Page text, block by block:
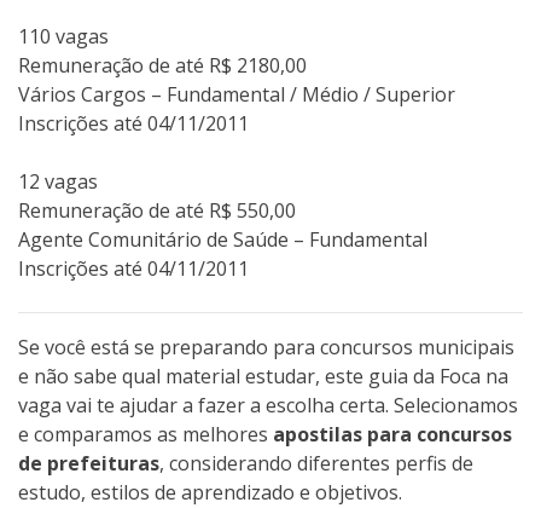
110 vagas
Remuneração de até R$ 2180,00
Vários Cargos – Fundamental / Médio / Superior
Inscrições até 04/11/2011
12 vagas
Remuneração de até R$ 550,00
Agente Comunitário de Saúde – Fundamental
Inscrições até 04/11/2011
Se você está se preparando para concursos municipais
e não sabe qual material estudar, este guia da Foca na
vaga vai te ajudar a fazer a escolha certa. Selecionamos
e comparamos as melhores apostilas para concursos
de prefeituras, considerando diferentes perfis de
estudo, estilos de aprendizado e objetivos.